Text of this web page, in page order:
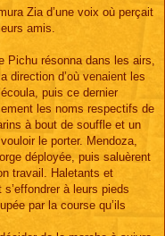
Zia d’une voix où perçait
amis.
Pichu résonna dans les airs,
direction d’où venaient les
puis ce dernier
les noms respectifs de
à bout de souffle et un
le porter. Mendoza,
déployée, puis saluèrent
travail. Haletants et
à leurs pieds
par la course qu’ils